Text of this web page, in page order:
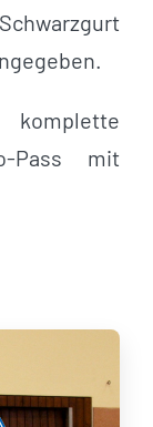
Pass mit